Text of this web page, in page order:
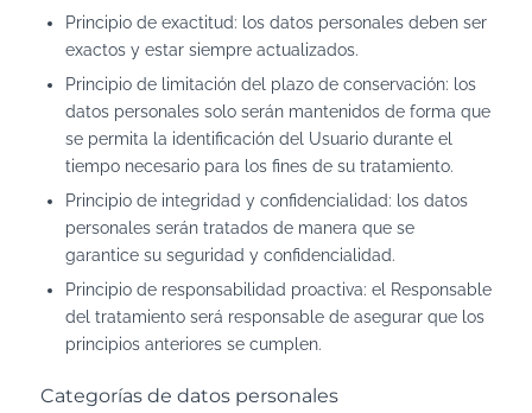
Principio de exactitud: los datos personales deben ser
exactos y estar siempre actualizados.
Principio de limitación del plazo de conservación: los
datos personales solo serán mantenidos de forma que
se permita la identificación del Usuario durante el
tiempo necesario para los fines de su tratamiento.
Principio de integridad y confidencialidad: los datos
personales serán tratados de manera que se
garantice su seguridad y confidencialidad.
Principio de responsabilidad proactiva: el Responsable
del tratamiento será responsable de asegurar que los
principios anteriores se cumplen.
Categorías de datos personales